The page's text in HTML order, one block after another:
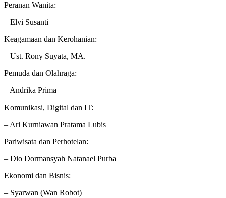
Peranan Wanita:
– Elvi Susanti
Keagamaan dan Kerohanian:
– Ust. Rony Suyata, MA.
Pemuda dan Olahraga:
– Andrika Prima
Komunikasi, Digital dan IT:
– Ari Kurniawan Pratama Lubis
Pariwisata dan Perhotelan:
– Dio Dormansyah Natanael Purba
Ekonomi dan Bisnis:
– Syarwan (Wan Robot)